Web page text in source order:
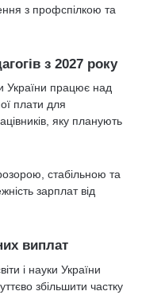
з профспілкою та
з 2027 року
України працює над
плати для
яку планують
стабільною та
зарплат від
виплат
і науки України
збільшити частку